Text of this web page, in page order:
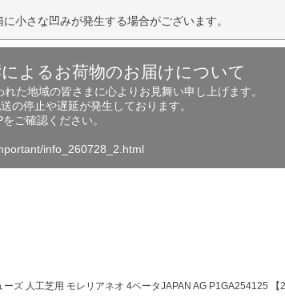
小さな凹みが発生する場合がございます。
よるお荷物のお届けについて
た地域の皆さまに心よりお見舞い申し上げます。
の停止や遅延が発生しております。
ご確認ください。
info_260728_2.html
ズ 人工芝用 モレリアネオ 4ベータJAPAN AG P1GA254125 【